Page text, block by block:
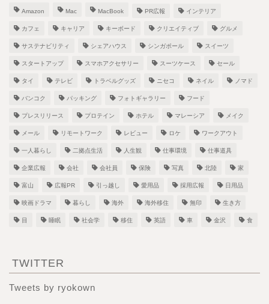
Amazon Mac MacBook PR広報 インテリア
カフェ キャリア キーボード クリエイティブ グルメ
サステナビリティ シェアハウス シンガポール スイーツ
スタートアップ スマホアクセサリー スーツケース セール
タイ テレビ トラベルグッズ ニセコ ネイル ノマド
バンコク パッキング フォトギャラリー フード
プレスリリース プロテイン ホテル マレーシア メイク
メール リモートワーク レビュー ロケ ワークアウト
一人暮らし 二拠点生活 人生観 仕事環境 仕事道具
企業広報 会社 会社員 保険 写真 北陸 家
富山 広報PR 引っ越し 愛用品 採用広報 日用品
映画ドラマ 暮らし 海外 海外移住 無印 生き方
目 睡眠 社会学 移住 英語 車 金沢 食
TWITTER
Tweets by ryokown